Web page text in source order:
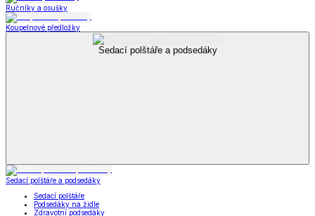
Ručníky a osušky
Koupelnové předložky
Sedací polštáře a podsedáky
Sedací polštáře a podsedáky
Sedací polštáře
Podsedáky na židle
Zdravotní podsedáky